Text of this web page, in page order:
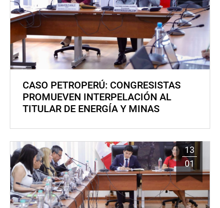
CASO PETROPERÚ: CONGRESISTAS
PROMUEVEN INTERPELACIÓN AL
TITULAR DE ENERGÍA Y MINAS
13
01